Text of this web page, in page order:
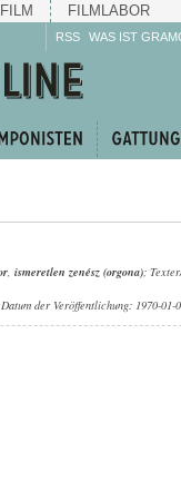
FILMLABOR
RSS WAS IST
, ismeretlen zenész (orgona);
der Veröffentlichung: 1970-01-